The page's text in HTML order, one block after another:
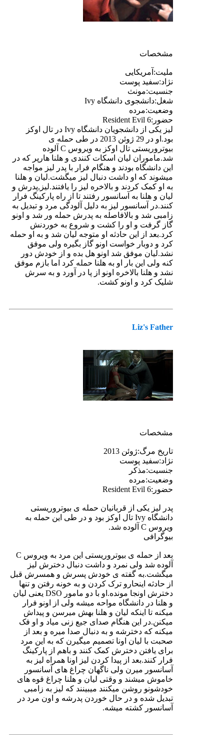
مشخصات
ملیت:آمریکایی
نژاد:سفید پوست
جنسیت:مونث
شغل:دانشجوی دانشگاه Ivy
وضعیت:مرده
حضور:Resident Evil 6
لیز یکی از دانشجویان دانشگاه Ivy در تال اوکز
بود.او در 29 ژوئن 2013 در طی حمله ی
بیوتروریستی تال اوکز به ویروس C آلوده
شد.ماموران لیان اسکات کنندی و هلنا هارپر که در
این دانشگاه بودند و هنگام فرار با پدر لیز مواجه
میشوند که او داشت دنبال لیز میگشت.لیان و هلنا
به او کمک کردند و بالاخره لیز را یافتند.لیز,پدرش و
لیان و هلنا به آسانسور رفتند تا از راه پارکینگ فرار
کنند.در آسانسور لیز به دلیل آلودگی مرد و تبدیل به
زامبی شد و بالافاصله به پدرش حمله ور شد و اونو
گاز گرفت و او را کشت و شروع به خوردنش
کرد.بعد از این حادثه او متوجه لیان شد و به او حمله
کرد و دوبار خواست اونو گاز بگیره ولی موفق
نشد.لیان موفق شد اونو هل بده و از خودش دور
کنه ولی این بار او به هلنا حمله کرد اما بازم موفق
نشد و هلنا بالاخره اونو از پا در آورد و به سرش
شلیک کرد و اونو کشت.
Liz's Father
مشخصات
تاریخ مرگ:ژوئن 2013
نژاد:سفید پوست
جنسیت:مذکر
وضعیت:مرده
حضور:Resident Evil 6
پدر لیز یکی از قربانیان حمله ی بیوتروریستی
دانشگاه Ivy تال اوکز بود و در طی این حمله به
ویروس C آلوده شد.
بیوگرافی
بعد از حمله ی بیوتروریستی این مرد به ویروس C
آلوده شد ولی نمرد و داشت دنبال دخترش لیز
میگشت.به گفته ی خودش پسرش و همسرش قبل
از حادثه اینحارو ترک کردن و به خونه رفتن و تنها
دخترش اونجا مونده.او با دو مامور DSO یعنی لیان
و هلنا در دانشگاه مواحه میشه ولی از اونو فرار
میکنه تا اینکه لیان و هلنا بهش میرسن و پیداش
میکنن.در این هنگام صدای جیع زنی میاد و او فک
میکنه که دخترشه و به دنبال صدا میره و بعد از
صحبت با لیان اونا تصمیم میگیرن که به این مرد
برای یافتن دخترش کمک کنند و باهم از پارکینگ
فرار کنند.بعد از پیدا کردن لیز اونا همراه لیز به
آسانسور میرن ولی ناگهان چراغ های آسانسور
خاموش میشند و وقتی لیان و هلنا چراغ قوه های
خودشونو روشن میکنند میبینند که لیز به زامبی
تبدیل شده و در حال خوردن پدرشه و اون مرد در
آسانسور کشته میشه.